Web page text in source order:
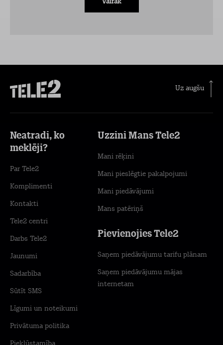
Vairāk
Uz augšu
Neatradi, ko
meklēji?
Par Tele2
Komplimenti
Kontakti
Tele2 centri
Darbs Tele2
Jaunumi
Sadarbība
Sūtīt SMS
Līgumi un noteikumi
Privātuma politika
Uzzini Mans Tele2
Mani rēķini
Mani pieslēgtie pakalpojumi
Mani piedāvājumi
Mans patēriņš
Pievienojies Tele2
Saņem piedāvājumu tarifu plānam
Saņem piedāvājumu mājas
internetam